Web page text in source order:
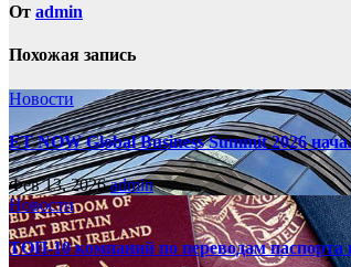
От admin
Похожая запись
Новости
ET NOW Global Business Summit 2026
Фев 13, 2026admin
Новости
ТОП-10 компаний по переводам паспорта